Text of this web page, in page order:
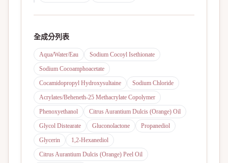
全成分列表
Aqua/Water/Eau
Sodium Cocoyl Isethionate
Sodium Cocoamphoacetate
Cocamidopropyl Hydroxysultaine
Sodium Chloride
Acrylates/Beheneth-25 Methacrylate Copolymer
Phenoxyethanol
Citrus Aurantium Dulcis (Orange) Oil
Glycol Distearate
Gluconolactone
Propanediol
Glycerin
1,2-Hexanediol
Citrus Aurantium Dulcis (Orange) Peel Oil